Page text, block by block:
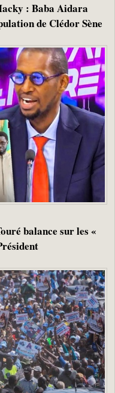
: Baba Aidara
de Clédor Sène
balance sur les «